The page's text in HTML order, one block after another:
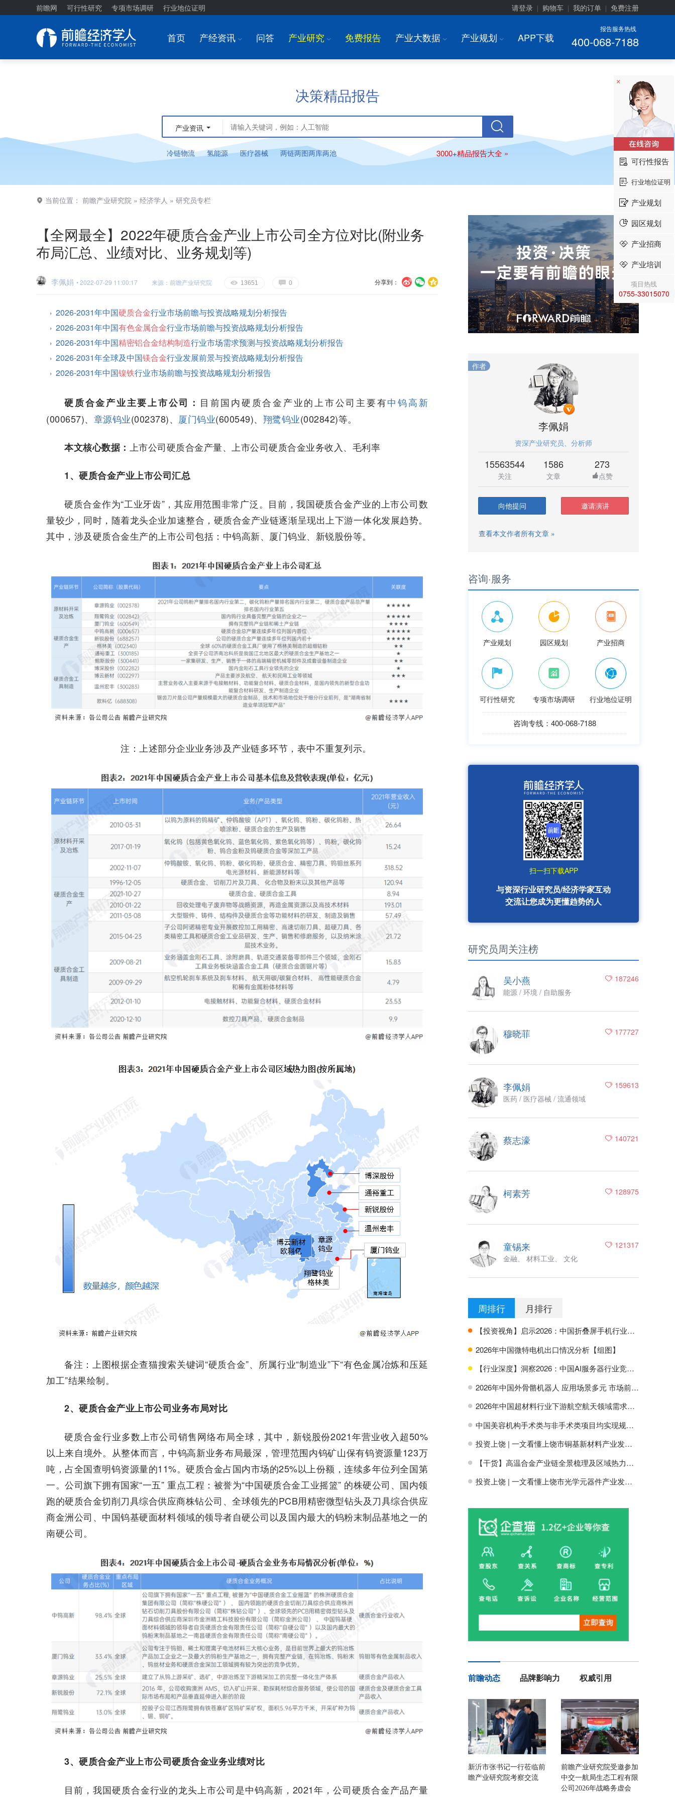
前瞻网 可行性研究 专项市场调研 行业地位证明 请登录 购物车 我的订单 免费注册
报告服务热线
400-068-7188
首页 产经资讯 I 问答 产业研究 I 免费报告 产业大数据 I 产业规划 I APP下载
决策精品报告
产业资讯
冷链物流 氢能源 医疗器械 两链两图两库两池 3000+精品报告大全 »
当前位置： 前瞻产业研究院 » 经济学人 » 研究员专栏
【全网最全】2022年硬质合金产业上市公司全方位对比(附业务
布局汇总、业绩对比、业务规划等)
U V c
分享到：
李佩娟 • 2022-07-29 11:00:17 来源：前瞻产业研究院 E 13651 G 0
2026-2031年中国硬质合金行业市场前瞻与投资战略规划分析报告
2026-2031年中国有色金属合金行业市场前瞻与投资战略规划分析报告
2026-2031年中国精密铝合金结构制造行业市场需求预测与投资战略规划分析报告
2026-2031年全球及中国镁合金行业发展前景与投资战略规划分析报告
2026-2031年中国镍铁行业市场前瞻与投资战略规划分析报告
硬质合金产业主要上市公司： 目前国内硬质合金产业的上市公司主要有中钨高新
(000657)、 章源钨业(002378)、 厦门钨业(600549)、 翔鹭钨业(002842)等。
本文核心数据： 上市公司硬质合金产量、上市公司硬质合金业务收入、毛利率
1、硬质合金产业上市公司汇总
硬质合金作为“工业牙齿”，其应用范围非常广泛。目前，我国硬质合金产业的上市公司数
量较少，同时，随着龙头企业加速整合，硬质合金产业链逐渐呈现出上下游一体化发展趋势。
其中，涉及硬质合金生产的上市公司包括：中钨高新、厦门钨业、新锐股份等。
注：上述部分企业业务涉及产业链多环节，表中不重复列示。
备注：上图根据企查猫搜索关键词“硬质合金”、所属行业“制造业”下“有色金属冶炼和压延
加工”结果绘制。
2、硬质合金产业上市公司业务布局对比
硬质合金行业多数上市公司销售网络布局全球，其中，新锐股份2021年营业收入超50%
以上来自境外。从整体而言，中钨高新业务布局最深，管理范围内钨矿山保有钨资源量123万
吨，占全国查明钨资源量的11%。硬质合金占国内市场的25%以上份额，连续多年位列全国第
一。公司旗下拥有国家“一五” 重点工程：被誉为“中国硬质合金工业摇篮” 的株硬公司、国内领
跑的硬质合金切削刀具综合供应商株钻公司、全球领先的PCB用精密微型钻头及刀具综合供应
商金洲公司、中国钨基硬面材料领域的领导者自硬公司以及国内最大的钨粉末制品基地之一的
南硬公司。
3、硬质合金产业上市公司硬质合金业务业绩对比
目前，我国硬质合金行业的龙头上市公司是中钨高新，2021年，公司硬质合金产品产量
作者
李佩娟
资深产业研究员、分析师
15563544
关注
1586
文章
273
点赞
向他提问 邀请演讲
查看本文作者所有文章 »
咨询·服务
产业规划 园区规划 产业招商
可行性研究 专项市场调研 行业地位证明
咨询专线：400-068-7188
扫一扫下载APP
与资深行业研究员/经济学家互动
交流让您成为更懂趋势的人
研究员周关注榜
187246
吴小燕
能源 / 环境 / 自助服务
177727
穆晓菲
159613
李佩娟
医药 / 医疗器械 / 流通领域
140721
蔡志濠
128975
柯素芳
121317
童锡来
金融、 材料工业、 文化
周排行 月排行
H 【投资视角】启示2026：中国折叠屏手机行业投融资及兼并重组分析
H 2026年中国微特电机出口情况分析【组图】
H 【行业深度】洞察2026：中国AI服务器行业竞争格局及市场份额
H 2026年中国外骨骼机器人 应用场景多元 市场前景广阔【组图】
H 2026年中国超材料行业下游航空航天领域需求分析【组图】
H 中国美容机构手术类与非手术类项目均实现规模增长【组图】
H 投资上饶 | 一文看懂上饶市铜基新材料产业发展现状与投资机会前瞻
H 【干货】高温合金产业链全景梳理及区域热力地图
H 投资上饶 | 一文看懂上饶市光学元器件产业发展现状与投资机会前瞻
前瞻动态 品牌影响力 权威引用
新沂市张书记一行莅临前
瞻产业研究院考察交流
前瞻产业研究院受邀参加
中交一航局生态工程有限
公司2026年战略务虚会
×
可行性报告
行业地位证明
产业规划
园区规划
产业招商
产业培训
项目热线
0755-33015070